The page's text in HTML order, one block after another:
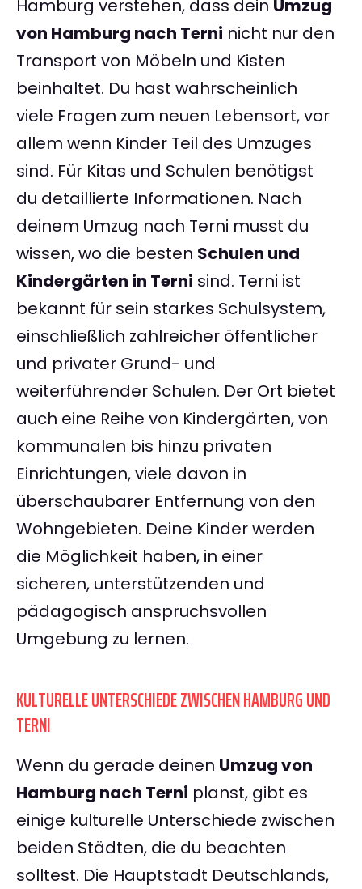
Hamburg verstehen, dass dein Umzug
von Hamburg nach Terni nicht nur den
Transport von Möbeln und Kisten
beinhaltet. Du hast wahrscheinlich
viele Fragen zum neuen Lebensort, vor
allem wenn Kinder Teil des Umzuges
sind. Für Kitas und Schulen benötigst
du detaillierte Informationen. Nach
deinem Umzug nach Terni musst du
wissen, wo die besten Schulen und
Kindergärten in Terni sind. Terni ist
bekannt für sein starkes Schulsystem,
einschließlich zahlreicher öffentlicher
und privater Grund- und
weiterführender Schulen. Der Ort bietet
auch eine Reihe von Kindergärten, von
kommunalen bis hinzu privaten
Einrichtungen, viele davon in
überschaubarer Entfernung von den
Wohngebieten. Deine Kinder werden
die Möglichkeit haben, in einer
sicheren, unterstützenden und
pädagogisch anspruchsvollen
Umgebung zu lernen.
KULTURELLE UNTERSCHIEDE ZWISCHEN HAMBURG UND
TERNI
Wenn du gerade deinen Umzug von
Hamburg nach Terni planst, gibt es
einige kulturelle Unterschiede zwischen
beiden Städten, die du beachten
solltest. Die Hauptstadt Deutschlands,